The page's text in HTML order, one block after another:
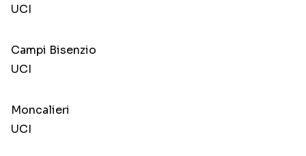
UCI
Campi Bisenzio
UCI
Moncalieri
UCI